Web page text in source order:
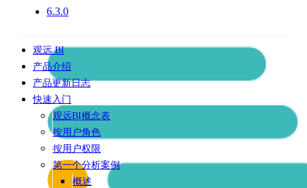
6.3.0
观远 BI
产品介绍
产品更新日志
快速入门
观远BI概念表
按用户角色
按用户权限
第一个分析案例
概述